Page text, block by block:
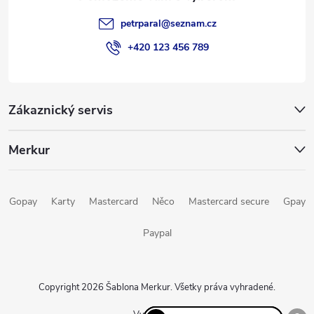
Zákaznický servis
Merkur
petrparal@seznam.cz
+420 123 456 789
Gopay Karty Mastercard Něco Mastercard secure Gpay
Paypal
Copyright 2026 Šablona Merkur. Všetky práva vyhradené.